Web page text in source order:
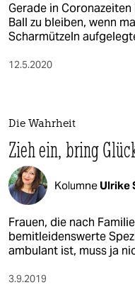
Gerade in
Ball zu bleiben, wenn
Scharmützeln
12.5.2020
Die Wahrheit
Zieh ein, bring
Kolumne Ulrike
Frauen, die nach
bemitleidenswerte
ambulant ist, muss ja
3.9.2019